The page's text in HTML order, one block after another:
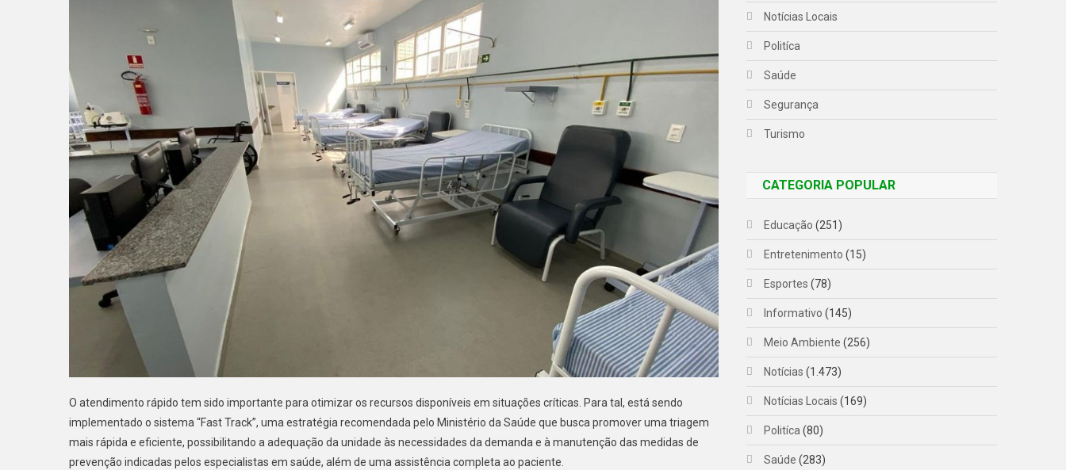
O atendimento rápido tem sido importante para otimizar os recursos disponíveis em situações críticas. Para tal, está sendo
implementado o sistema “Fast Track”, uma estratégia recomendada pelo Ministério da Saúde que busca promover uma triagem
mais rápida e eficiente, possibilitando a adequação da unidade às necessidades da demanda e à manutenção das medidas de
prevenção indicadas pelos especialistas em saúde, além de uma assistência completa ao paciente.
Notícias Locais
Politíca
Saúde
Segurança
Turismo
CATEGORIA POPULAR
Educação (251)
Entretenimento (15)
Esportes (78)
Informativo (145)
Meio Ambiente (256)
Notícias (1.473)
Notícias Locais (169)
Politíca (80)
Saúde (283)